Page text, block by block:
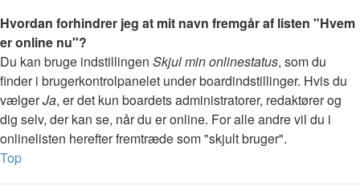
Hvordan forhindrer jeg at mit navn fremgår af listen "Hvem
er online nu"?
Du kan bruge indstillingen Skjul min onlinestatus, som du
finder i brugerkontrolpanelet under boardindstillinger. Hvis du
vælgerJa, er det kun boardets administratorer, redaktører og
dig selv, der kan se, når du er online. For alle andre vil du i
onlinelisten herefter fremtræde som "skjult bruger".
Top